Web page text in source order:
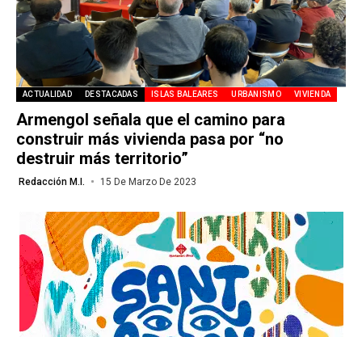
ACTUALIDAD DESTACADAS ISLAS BALEARES URBANISMO VIVIENDA
Armengol señala que el camino para
construir más vivienda pasa por “no
destruir más territorio”
Redacción M.I. 15 De Marzo De 2023